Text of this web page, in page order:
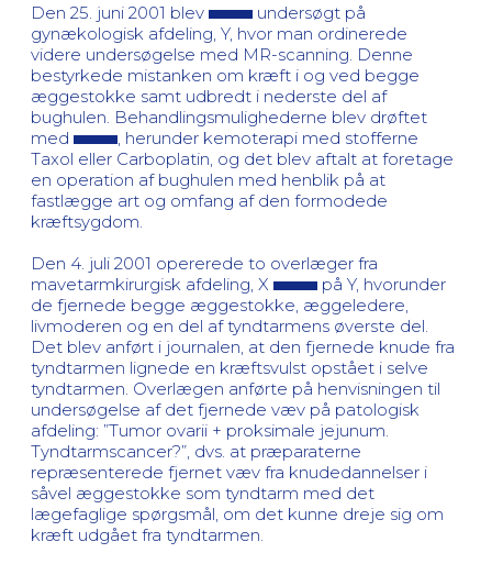
Den 25. juni 2001 blev
undersøgt på
gynækologisk afdeling, Y, hvor man ordinerede
videre undersøgelse med MR-scanning. Denne
bestyrkede mistanken om kræft i og ved begge
æggestokke samt udbredt i nederste del af
bughulen. Behandlingsmulighederne blev drøftet
med
, herunder kemoterapi med stofferne
Taxol eller Carboplatin, og det blev aftalt at foretage
en operation af bughulen med henblik på at
fastlægge art og omfang af den formodede
kræftsygdom.
Den 4. juli 2001 opererede to overlæger fra
mavetarmkirurgisk afdeling, X
på Y, hvorunder
de fjernede begge æggestokke, æggeledere,
livmoderen og en del af tyndtarmens øverste del.
Det blev anført i journalen, at den fjernede knude fra
tyndtarmen lignede en kræftsvulst opstået i selve
tyndtarmen. Overlægen anførte på henvisningen til
undersøgelse af det fjernede væv på patologisk
afdeling: ”Tumor ovarii + proksimale jejunum.
Tyndtarmscancer?”, dvs. at præparaterne
repræsenterede fjernet væv fra knudedannelser i
såvel æggestokke som tyndtarm med det
lægefaglige spørgsmål, om det kunne dreje sig om
kræft udgået fra tyndtarmen.